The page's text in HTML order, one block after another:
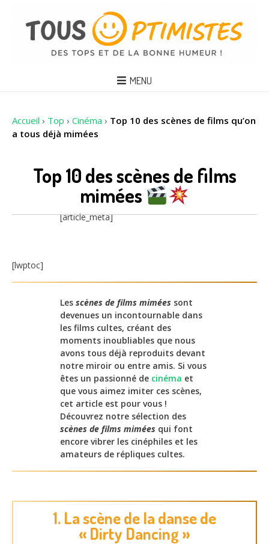
MENU
Accueil › Top › Cinéma › Top 10 des scènes de films qu’on
a tous déjà mimées
Top 10 des scènes de films
mimées
[article_meta]
[lwptoc]
Les scènes de films mimées sont
devenues un incontournable dans
les films cultes, créant des
moments inoubliables que nous
avons tous déjà reproduits devant
notre miroir ou entre amis. Si vous
êtes un passionné de cinéma et
que vous aimez imiter ces scènes,
cet article est pour vous !
Découvrez notre sélection des
scènes de films mimées qui font
encore vibrer les cinéphiles et les
amateurs de répliques cultes.
1. La scène de la danse de
« Dirty Dancing »